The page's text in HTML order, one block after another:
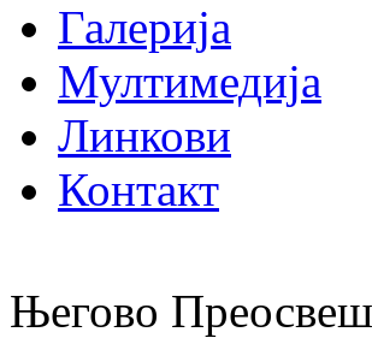
Галерија
Мултимедија
Линкови
Контакт
Његово